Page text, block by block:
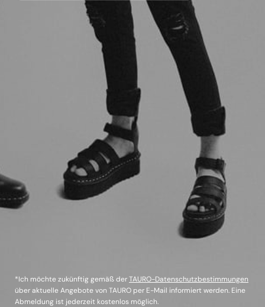
*Ich möchte zukünftig gemäß derTAURO-Datenschutzbestimmungen
über aktuelle Angebote von TAURO per E-Mail informiert werden. Eine
Abmeldung ist jederzeit kostenlos möglich.